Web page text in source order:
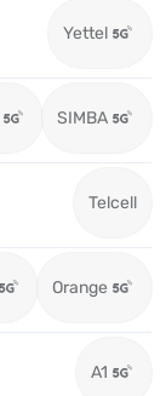
Yettel
SIMBA
Telcell
Orange
A1